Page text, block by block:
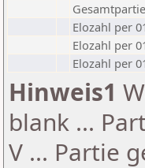
Elozahl per
Elozahl per
Elozahl per
Hinweis1
blank ...
V ... Partie